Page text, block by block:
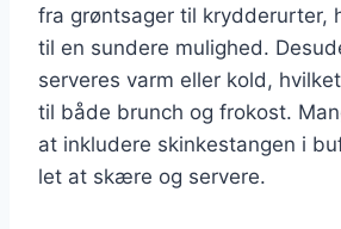
fra grøntsager til krydderurter,
til en sundere mulighed.
serveres varm eller kold,
til både brunch og frokost.
at inkludere skinkestangen i
let at skære og servere.